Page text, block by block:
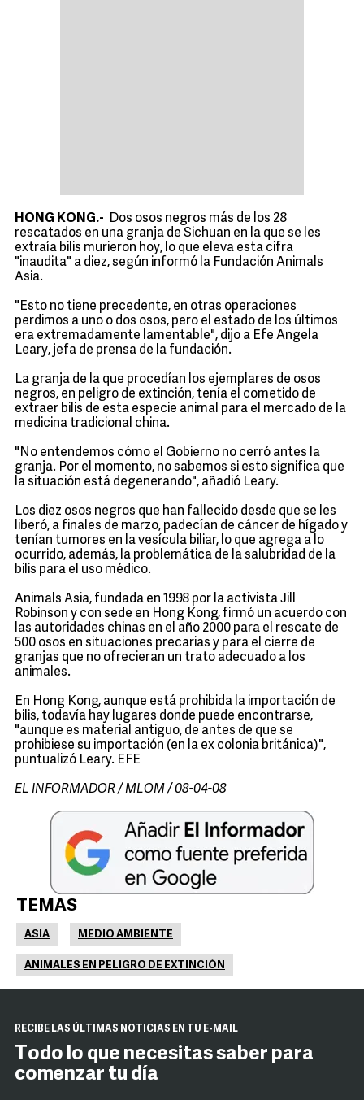
HONG KONG.- Dos osos negros más de los 28
rescatados en una granja de Sichuan en la que se les
extraía bilis murieron hoy, lo que eleva esta cifra
"inaudita" a diez, según informó la Fundación Animals
Asia.
"Esto no tiene precedente, en otras operaciones
perdimos a uno o dos osos, pero el estado de los últimos
era extremadamente lamentable", dijo a Efe Angela
Leary, jefa de prensa de la fundación.
La granja de la que procedían los ejemplares de osos
negros, en peligro de extinción, tenía el cometido de
extraer bilis de esta especie animal para el mercado de la
medicina tradicional china.
"No entendemos cómo el Gobierno no cerró antes la
granja. Por el momento, no sabemos si esto significa que
la situación está degenerando", añadió Leary.
Los diez osos negros que han fallecido desde que se les
liberó, a finales de marzo, padecían de cáncer de hígado y
tenían tumores en la vesícula biliar, lo que agrega a lo
ocurrido, además, la problemática de la salubridad de la
bilis para el uso médico.
Animals Asia, fundada en 1998 por la activista Jill
Robinson y con sede en Hong Kong, firmó un acuerdo con
las autoridades chinas en el año 2000 para el rescate de
500 osos en situaciones precarias y para el cierre de
granjas que no ofrecieran un trato adecuado a los
animales.
En Hong Kong, aunque está prohibida la importación de
bilis, todavía hay lugares donde puede encontrarse,
"aunque es material antiguo, de antes de que se
prohibiese su importación (en la ex colonia británica)",
puntualizó Leary. EFE
EL INFORMADOR / MLOM / 08-04-08
TEMAS
ASIA MEDIO AMBIENTE
ANIMALES EN PELIGRO DE EXTINCIÓN
RECIBE LAS ÚLTIMAS NOTICIAS EN TU E-MAIL
Todo lo que necesitas saber para
comenzar tu día